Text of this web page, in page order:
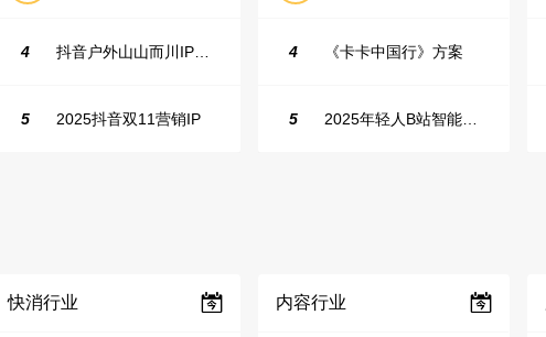
4 抖音户外山山而川IP整合营销方案
5 2025抖音双11营销IP
4 《卡卡中国行》方案
5 2025年轻人B站智能生活家趋势报告
快消行业 内容行业